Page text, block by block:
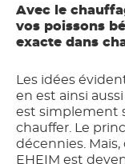
Avec le
vos poissons
exacte dans
Les idées
en est ainsi
est simplement
chauffer. Le
décennies.
EHEIM est